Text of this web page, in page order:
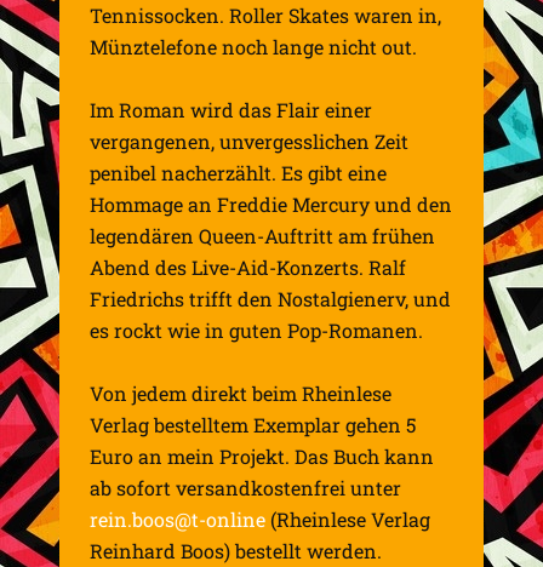
Tennissocken. Roller Skates waren in,
Münztelefone noch lange nicht out.
Im Roman wird das Flair einer
vergangenen, unvergesslichen Zeit
penibel nacherzählt. Es gibt eine
Hommage an Freddie Mercury und den
legendären Queen-Auftritt am frühen
Abend des Live-Aid-Konzerts. Ralf
Friedrichs trifft den Nostalgienerv, und
es rockt wie in guten Pop-Romanen.
Von jedem direkt beim Rheinlese
Verlag bestelltem Exemplar gehen 5
Euro an mein Projekt. Das Buch kann
ab sofort versandkostenfrei unter
rein.boos@t-online (Rheinlese Verlag
Reinhard Boos) bestellt werden.